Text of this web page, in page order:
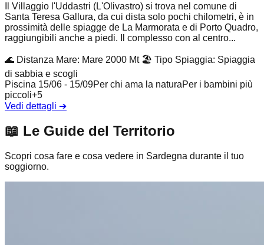
Il Villaggio l'Uddastri (L'Olivastro) si trova nel comune di
Santa Teresa Gallura, da cui dista solo pochi chilometri, è in
prossimità delle spiagge de La Marmorata e di Porto Quadro,
raggiungibili anche a piedi. Il complesso con al centro...
🌊 Distanza Mare: Mare 2000 Mt 🏖️ Tipo Spiaggia: Spiaggia
di sabbia e scogli
Piscina 15/06 - 15/09Per chi ama la naturaPer i bambini più
piccoli+5
Vedi dettagli ➔
📖 Le Guide del Territorio
Scopri cosa fare e cosa vedere in Sardegna durante il tuo
soggiorno.